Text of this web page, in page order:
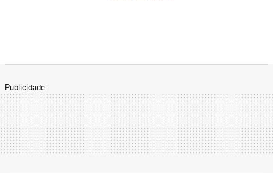
Publicidade